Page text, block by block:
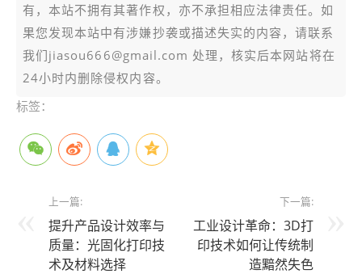
有，本站不拥有其著作权，亦不承担相应法律责任。如
果您发现本站中有涉嫌抄袭或描述失实的内容，请联系
我们jiasou666@gmail.com 处理，核实后本网站将在
24小时内删除侵权内容。
标签：
上一篇:
提升产品设计效率与
质量：光固化打印技
术及材料选择
下一篇:
工业设计革命：3D打
印技术如何让传统制
造黯然失色